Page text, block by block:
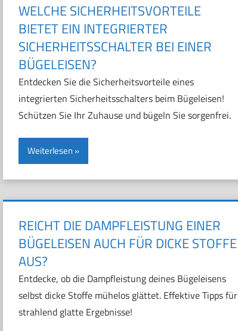
WELCHE SICHERHEITSVORTEILE
BIETET EIN INTEGRIERTER
SICHERHEITSSCHALTER BEI EINER
BÜGELEISEN?
Entdecken Sie die Sicherheitsvorteile eines
integrierten Sicherheitsschalters beim Bügeleisen!
Schützen Sie Ihr Zuhause und bügeln Sie sorgenfrei.
Weiterlesen
REICHT DIE DAMPFLEISTUNG EINER
BÜGELEISEN AUCH FÜR DICKE STOFFE
AUS?
Entdecke, ob die Dampfleistung deines Bügeleisens
selbst dicke Stoffe mühelos glättet. Effektive Tipps für
strahlend glatte Ergebnisse!